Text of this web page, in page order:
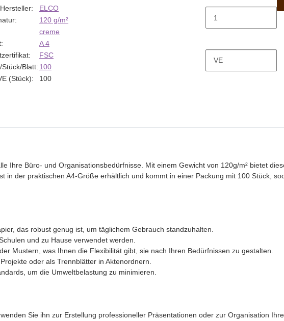
ELCO
120 g/m²
creme
A 4
FSC
Stück/Blatt: 100
(Stück):
100
VE
Ihre Büro- und Organisationsbedürfnisse. Mit einem Gewicht von 120g/m² bietet
in der praktischen A4-Größe erhältlich und kommt in einer Packung mit 100 Stück,
das robust genug ist, um täglichem Gebrauch standzuhalten.
und zu Hause verwendet werden.
Mustern, was Ihnen die Flexibilität gibt, sie nach Ihren Bedürfnissen zu gestalten.
oder als Trennblätter in Aktenordnern.
um die Umweltbelastung zu minimieren.
Sie ihn zur Erstellung professioneller Präsentationen oder zur Organisation